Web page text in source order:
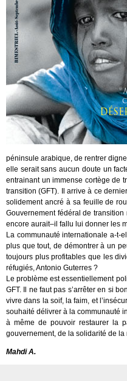
péninsule arabique, de rentrer
elle serait sans aucun doute un
entrainant un immense cortège de
transition (GFT). Il arrive à ce
solidement ancré à sa feuille de
Gouvernement fédéral de
encore aurait–il fallu lui donner les
La communauté internationale a-t-
plus que tout, de démontrer à un
toujours plus profitables que les
réfugiés, Antonio Guterres ?
Le problème est essentiellement
GFT. Il ne faut pas s’arrêter en si
vivre dans la soif, la faim, et
souhaité délivrer à la communauté
à même de pouvoir restaurer la
gouvernement, de la solidarité de
Mahdi A.